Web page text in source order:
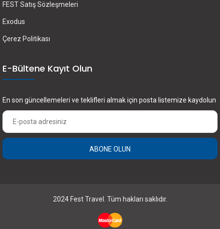
FEST Travel ile Dünyayı Kültürüyle Keşfetmek
FEST Satış Sözleşmeleri
Exodus
Çerez Politikası
E-Bültene Kayıt Olun
En son güncellemeleri ve teklifleri almak için posta listemize kaydolun
ABONE OLUN
2024 Fest Travel. Tüm hakları saklıdır.